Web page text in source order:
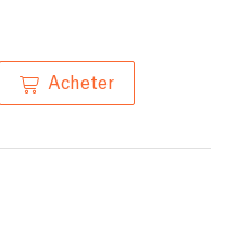
Acheter